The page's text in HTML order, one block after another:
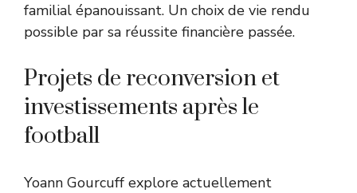
familial épanouissant. Un choix de vie rendu
possible par sa réussite financière passée.
Projets de reconversion et
investissements après le
football
Yoann Gourcuff explore actuellement